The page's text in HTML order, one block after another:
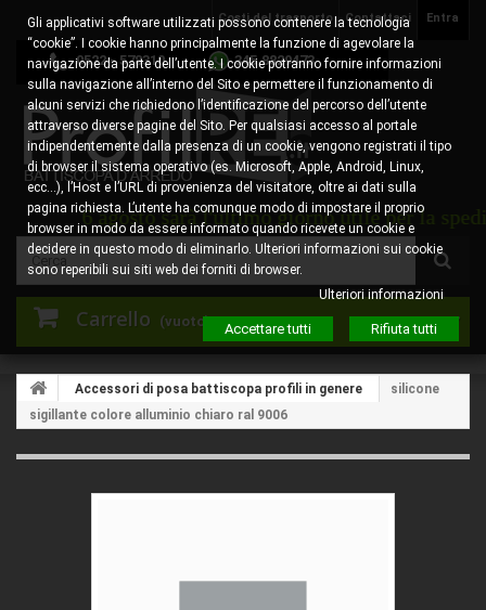
Entra
Contattaci
Costi del trasporto
0522 - 578310 345.8829473
Carrello (vuoto)
6 agosto sarà l'ultimo giorno utile per la
Accessori di posa battiscopa profili in genere
silicone
sigillante colore alluminio chiaro ral 9006
Gli applicativi software utilizzati possono contenere la tecnologia
“cookie”. I cookie hanno principalmente la funzione di agevolare la
navigazione da parte dell’utente. I cookie potranno fornire informazioni
sulla navigazione all’interno del Sito e permettere il funzionamento di
alcuni servizi che richiedono l’identificazione del percorso dell’utente
attraverso diverse pagine del Sito. Per qualsiasi accesso al portale
indipendentemente dalla presenza di un cookie, vengono registrati il tipo
di browser il sistema operativo (es. Microsoft, Apple, Android, Linux,
ecc…), l’Host e l’URL di provenienza del visitatore, oltre ai dati sulla
pagina richiesta. L’utente ha comunque modo di impostare il proprio
browser in modo da essere informato quando ricevete un cookie e
decidere in questo modo di eliminarlo. Ulteriori informazioni sui cookie
sono reperibili sui siti web dei forniti di browser.
Ulteriori informazioni
Accettare tutti Rifiuta tutti